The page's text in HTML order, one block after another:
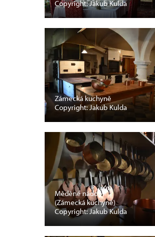
Copyright: Jakub Kulda
Zámecká kuchyně
Copyright: Jakub Kulda
Měděné nádobí
(Zámecká kuchyně)
Copyright: Jakub Kulda